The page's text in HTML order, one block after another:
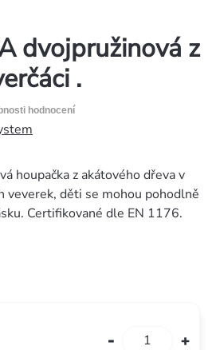
dvojpružinová z
.
hodnocení
houpačka z akátového dřeva v
veverek, děti se mohou pohodlně
Certifikované dle EN 1176.